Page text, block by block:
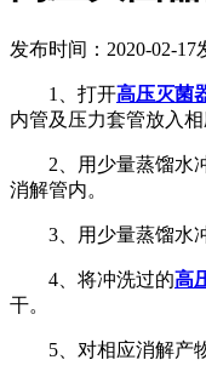
发布时间：2020-02-17
1、打开高压灭菌
内管及压力套管放入相
2、用少量蒸馏水冲
消解管内。
3、用少量蒸馏水冲
4、将冲洗过的高
干。
5、对相应消解产物